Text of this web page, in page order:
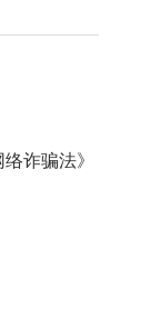
诈骗法》